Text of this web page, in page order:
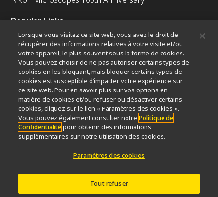
Popular Links
Dernières nouvelles et actualitésSélecteur d’objectifs
Resolution CalculatorPubScopeOEM
Nikon Small World
MicroscopyU
Autres Produits Nikon
Produits d'imagerie
Microscopie industrielle et métrologie
Systèmes de lithographie à semi-conducteurs
Systèmes de lithographie à FPD
Plan du siteConfidentialité
Lorsque vous visitez ce site web, vous avez le droit de
récupérer des informations relatives à votre visite et/ou
votre appareil, le plus souvent sous la forme de cookies.
Vous pouvez choisir de ne pas autoriser certains types de
cookies en les bloquant, mais bloquer certains types de
cookies est susceptible d’impacter votre expérience sur
ce site web. Pour en savoir plus sur vos options en
matière de cookies et/ou refuser ou désactiver certains
cookies, cliquez sur le lien « Paramètres des cookies ».
Vous pouvez également consulter notrePolitique de
Confidentialitépour obtenir des informations
supplémentaires sur notre utilisation des cookies.
Paramètres des cookies
Tout refuser